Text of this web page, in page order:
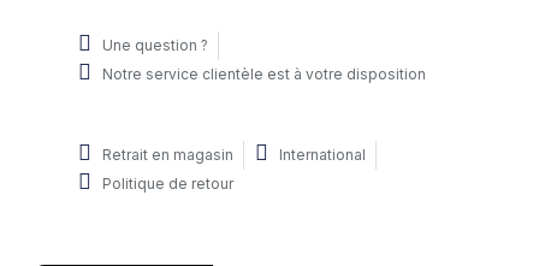
Une question ?
Notre service clientèle est à votre disposition
Retrait en magasin
International
Politique de retour